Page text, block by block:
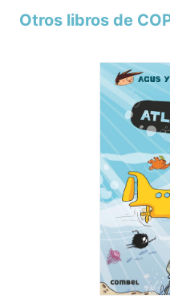
Otros libros de